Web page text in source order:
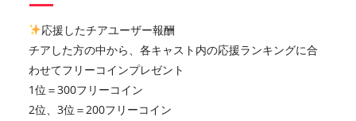
応援したチアユーザー報酬
チアした方の中から、各キャスト内の応援ランキングに合
わせてフリーコインプレゼント
1位＝300フリーコイン
2位、3位＝200フリーコイン